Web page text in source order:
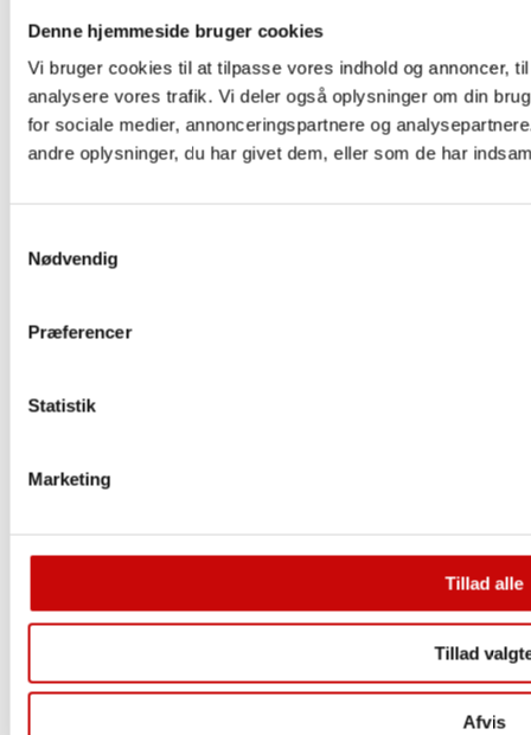
Denne hjemmeside bruger cookies
Vi bruger cookies til at tilpasse vores indhold og annoncer,
analysere vores trafik. Vi deler også oplysninger om din
for sociale medier, annonceringspartnere og
andre oplysninger, du har givet dem, eller som de har
Nødvendig
Præferencer
Statistik
Marketing
Tillad alle
Tillad
Afvis
Satinbånd
Strik-bånd
Vævede bånd
Gardintilbehør
Cuffs
Snøre
Snøreringe
Spænder og tasketilbehør
Knapper og lukkemekanismer
Foldeelastik
50% Glimmer
Med lille bølgekant
Elastik tråd